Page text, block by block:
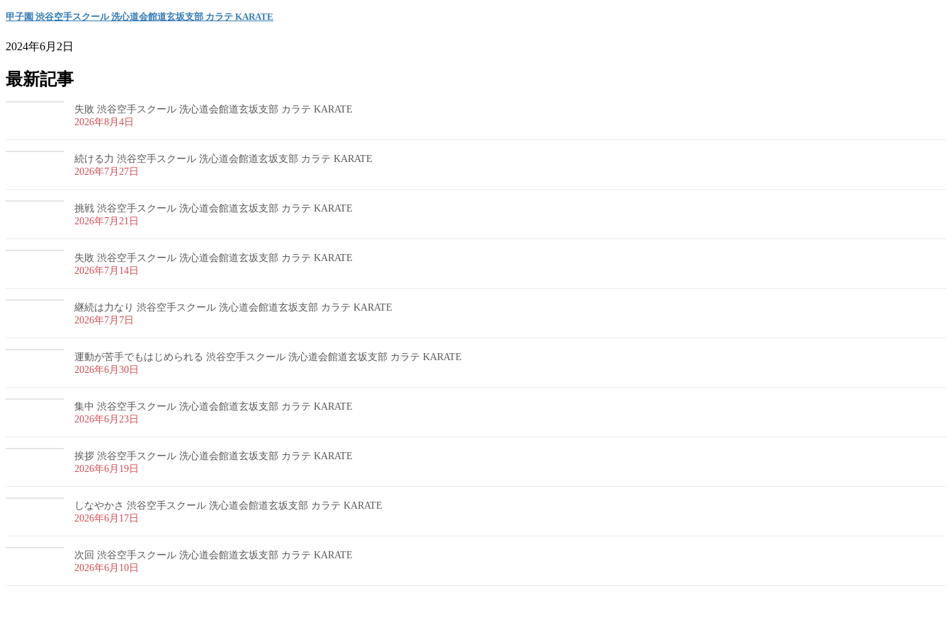
甲子園 渋谷空手スクール 洗心道会館道玄坂支部 カラテ KARATE
2024年6月2日
最新記事
失敗 渋谷空手スクール 洗心道会館道玄坂支部 カラテ KARATE
2026年8月4日
続ける力 渋谷空手スクール 洗心道会館道玄坂支部 カラテ KARATE
2026年7月27日
挑戦 渋谷空手スクール 洗心道会館道玄坂支部 カラテ KARATE
2026年7月21日
失敗 渋谷空手スクール 洗心道会館道玄坂支部 カラテ KARATE
2026年7月14日
継続は力なり 渋谷空手スクール 洗心道会館道玄坂支部 カラテ KARATE
2026年7月7日
運動が苦手でもはじめられる 渋谷空手スクール 洗心道会館道玄坂支部 カラテ KARATE
2026年6月30日
集中 渋谷空手スクール 洗心道会館道玄坂支部 カラテ KARATE
2026年6月23日
挨拶 渋谷空手スクール 洗心道会館道玄坂支部 カラテ KARATE
2026年6月19日
しなやかさ 渋谷空手スクール 洗心道会館道玄坂支部 カラテ KARATE
2026年6月17日
次回 渋谷空手スクール 洗心道会館道玄坂支部 カラテ KARATE
2026年6月10日